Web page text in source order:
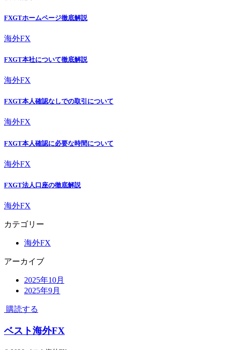
FXGTホームページ徹底解説
海外FX
FXGT本社について徹底解説
海外FX
FXGT本人確認なしでの取引について
海外FX
FXGT本人確認に必要な時間について
海外FX
FXGT法人口座の徹底解説
海外FX
カテゴリー
海外FX
アーカイブ
2025年10月
2025年9月
購読する
ベスト海外FX